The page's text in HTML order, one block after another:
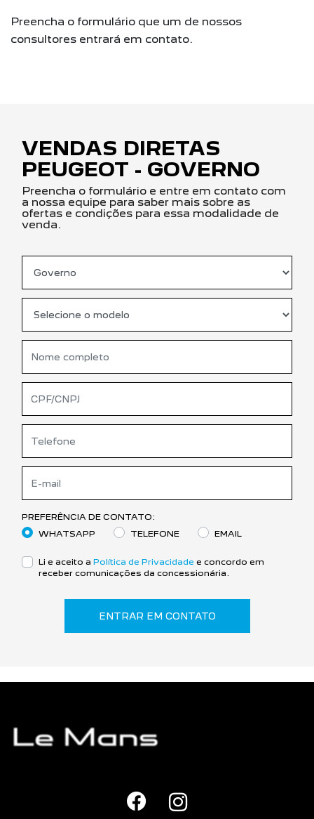
Preencha o formulário que um de nossos
consultores entrará em contato.
VENDAS DIRETAS
PEUGEOT - GOVERNO
Preencha o formulário e entre em contato com
a nossa equipe para saber mais sobre as
ofertas e condições para essa modalidade de
venda.
PREFERÊNCIA DE CONTATO:
WHATSAPP
TELEFONE EMAIL
Li e aceito a Política de Privacidade e concordo em
receber comunicações da concessionária.
ENTRAR EM CONTATO